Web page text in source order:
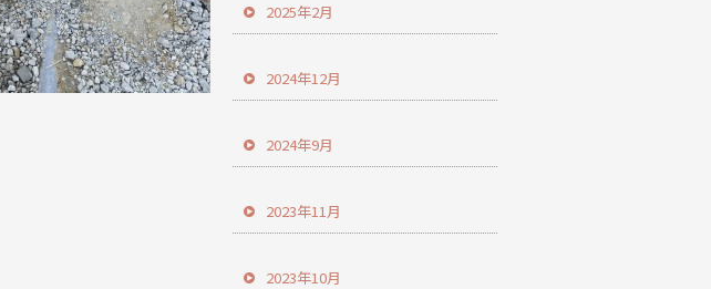
2025年2月
2024年12月
2024年9月
2023年11月
2023年10月